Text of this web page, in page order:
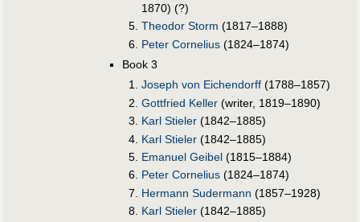
1870) (?)
Theodor Storm (1817–1888)
Peter Cornelius (1824–1874)
Book 3
Joseph von Eichendorff (1788–1857)
Gottfried Keller (writer, 1819–1890)
Karl Stieler (1842–1885)
Karl Stieler (1842–1885)
Emanuel Geibel (1815–1884)
Peter Cornelius (1824–1874)
Hermann Sudermann (1857–1928)
Karl Stieler (1842–1885)